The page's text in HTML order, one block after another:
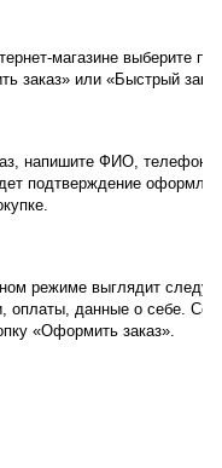
магазине выберите
заказ» или «Быстрый
напишите ФИО, телефон
подтверждение
режиме выглядит
оплаты, данные о себе.
«Оформить заказ».